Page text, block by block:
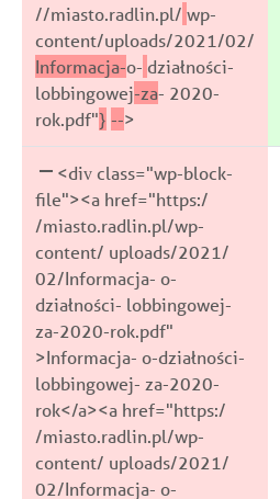
//miasto.radlin.pl/ wp-
content/uploads/2021/02/
Informacja-o- działności-
lobbingowej-za- 2020-
rok.pdf"} -->
<div class="wp-block-
file"><a href="https:/
/miasto.radlin.pl/wp-
content/ uploads/2021/
02/Informacja- o-
działności- lobbingowej-
za-2020-rok.pdf"
>Informacja- o-działności-
lobbingowej- za-2020-
rok</a><a href="https:/
/miasto.radlin.pl/wp-
content/ uploads/2021/
02/Informacja- o-